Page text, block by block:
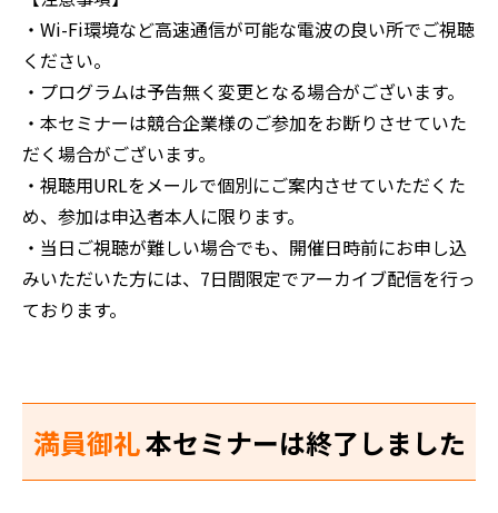
‍・Wi-Fi環境など高速通信が可能な電波の良い所でご視聴
ください。
・プログラムは予告無く変更となる場合がございます。
・本セミナーは競合企業様のご参加をお断りさせていた
だく場合がございます。
・視聴用URLをメールで個別にご案内させていただくた
め、参加は申込者本人に限ります。
・当日ご視聴が難しい場合でも、開催日時前にお申し込
みいただいた方には、7日間限定でアーカイブ配信を行っ
ております。
満員御礼本セミナーは終了しました